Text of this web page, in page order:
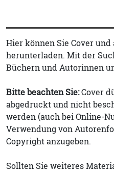
Hier können Sie Cover
herunterladen. Mit der
Büchern und Autorinnen
Bitte beachten Sie:Cover
abgedruckt und nicht
werden (auch bei Online-
Verwendung von
Copyright anzugeben.
Sollten Sie weiteres